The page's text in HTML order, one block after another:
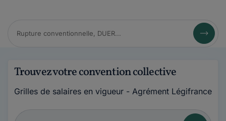
Trouvez votre convention collective
Grilles de salaires en vigueur - Agrément Légifrance